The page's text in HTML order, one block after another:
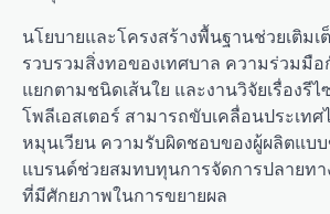
นโยบายและโครงสร้างพื้นฐานช่วยเติม
รวบรวมสิ่งทอของเทศบาล ความร่วมมื
แยกตามชนิดเส้นใย และงานวิจัยเรื่องรีไ
โพลีเอสเตอร์ สามารถขับเคลื่อนประเท
หมุนเวียน ความรับผิดชอบของผู้ผลิตแบ
แบรนด์ช่วยสมทบทุนการจัดการปลายท
ที่มีศักยภาพในการขยายผล